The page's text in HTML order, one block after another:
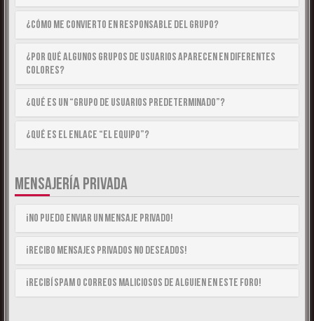
¿Cómo me convierto en Responsable del Grupo?
¿Por qué algunos Grupos de Usuarios aparecen en diferentes
colores?
¿Qué es un “Grupo de Usuarios predeterminado”?
¿Qué es el enlace “El equipo”?
MENSAJERÍA PRIVADA
¡No puedo enviar un mensaje privado!
¡Recibo mensajes privados no deseados!
¡Recibí spam o correos maliciosos de alguien en este foro!